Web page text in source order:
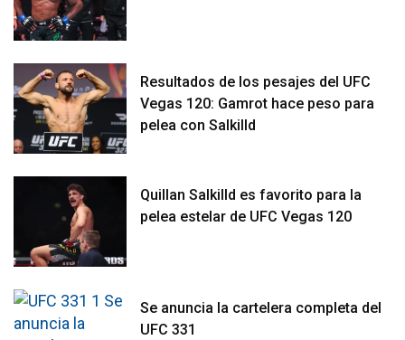
Resultados de los pesajes del UFC
Vegas 120: Gamrot hace peso para
pelea con Salkilld
Quillan Salkilld es favorito para la
pelea estelar de UFC Vegas 120
Se anuncia la cartelera completa del
UFC 331